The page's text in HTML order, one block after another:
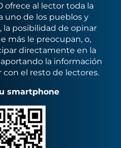
ofrece al lector toda la
uno de los pueblos y
la posibilidad de opinar
más le preocupan, o,
directamente en la
la información
el resto de lectores.
smartphone